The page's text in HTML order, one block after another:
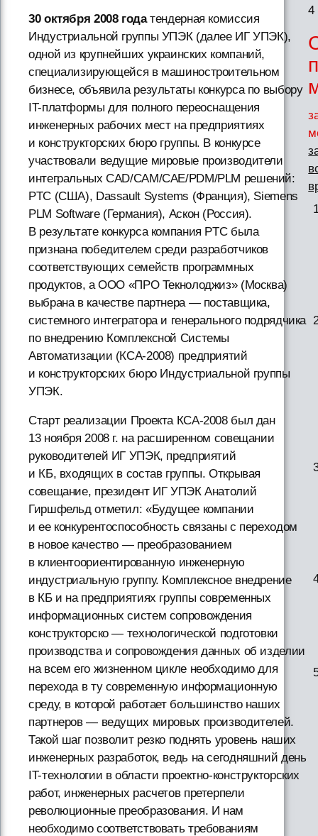
30 октября 2008 годатендерная комиссия
Индустриальной группы УПЭК (далее ИГ УПЭК),
одной из крупнейших украинских компаний,
специализирующейся в машиностроительном
бизнесе, объявила результаты конкурса по выбору
IT-платформы для полного переоснащения
инженерных рабочих мест на предприятиях
и конструкторских бюро группы. В конкурсе
участвовали ведущие мировые производители
интегральных CAD/CAM/CAE/PDM/PLM решений:
PTC (США), Dassault Systems (Франция), Siemens
PLM Software (Германия), Аскон (Россия).
В результате конкурса компания PTC была
признана победителем среди разработчиков
соответствующих семейств программных
продуктов, а ООО «ПРО Текнолоджиз» (Москва)
выбрана в качестве партнера — поставщика,
системного интегратора и генерального подрядчика
по внедрению Комплексной Системы
Автоматизации (КСА-2008) предприятий
и конструкторских бюро Индустриальной группы
УПЭК.
Старт реализации Проекта КСА-2008 был дан
13 ноября 2008 г. на расширенном совещании
руководителей ИГ УПЭК, предприятий
и КБ, входящих в состав группы. Открывая
совещание, президент ИГ УПЭК Анатолий
Гиршфельд отметил: «Будущее компании
и ее конкурентоспособность связаны с переходом
в новое качество — преобразованием
в клиентоориентированную инженерную
индустриальную группу. Комплексное внедрение
в КБ и на предприятиях группы современных
информационных систем сопровождения
конструкторско — технологической подготовки
производства и сопровождения данных об изделии
на всем его жизненном цикле необходимо для
перехода в ту современную информационную
среду, в которой работает большинство наших
партнеров — ведущих мировых производителей.
Такой шаг позволит резко поднять уровень наших
инженерных разработок, ведь на сегодняшний день
IT-технологии в области проектно-конструкторских
работ, инженерных расчетов претерпели
революционные преобразования. И нам
необходимо соответствовать требованиям
4